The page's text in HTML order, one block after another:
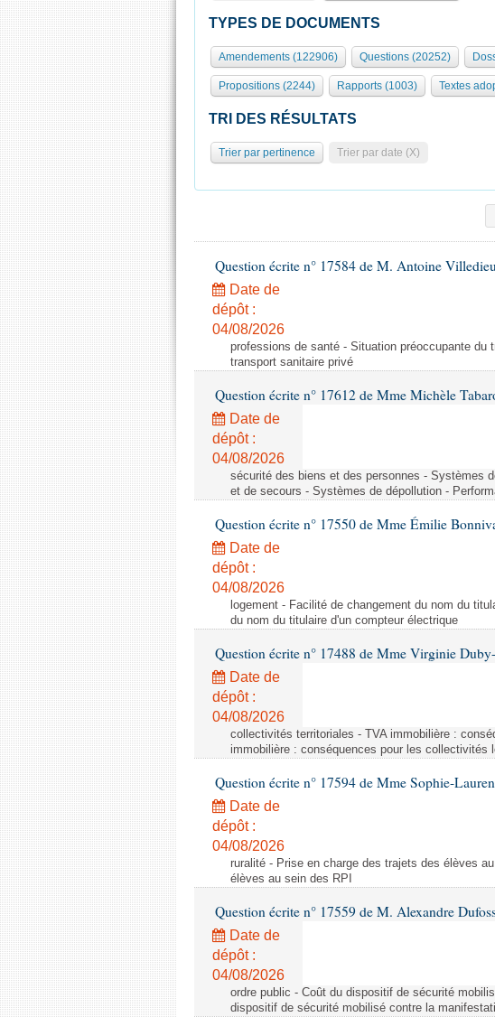
TYPES DE DOCUMENTS
Amendements (122906) Questions (20252)
Propositions (2244) Rapports (1003) Textes
TRI DES RÉSULTATS
Trier par pertinence Trier par date (X)
Question écrite n° 17584 de M. Antoine
Date de
dépôt :
04/08/2026
professions de santé - Situation préoccupante du
transport sanitaire privé
Question écrite n° 17612 de Mme Michèle
Date de
dépôt :
04/08/2026
sécurité des biens et des personnes - Systèmes
et de secours - Systèmes de dépollution -
Question écrite n° 17550 de Mme Émilie
Date de
dépôt :
04/08/2026
logement - Facilité de changement du nom du
du nom du titulaire d'un compteur électrique
Question écrite n° 17488 de Mme Virginie
Date de
dépôt :
04/08/2026
collectivités territoriales - TVA immobilière :
immobilière : conséquences pour les collectivités
Question écrite n° 17594 de Mme Sophie-
Date de
dépôt :
04/08/2026
ruralité - Prise en charge des trajets des élèves
élèves au sein des RPI
Question écrite n° 17559 de M. Alexandre
Date de
dépôt :
04/08/2026
ordre public - Coût du dispositif de sécurité
dispositif de sécurité mobilisé contre la